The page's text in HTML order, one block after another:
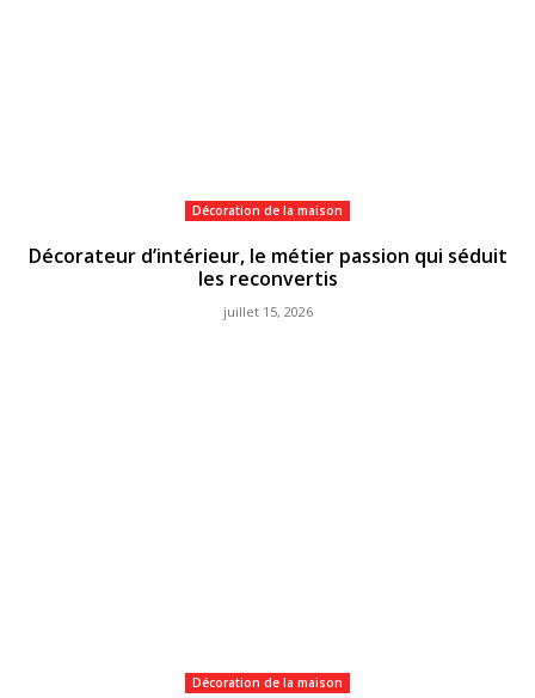
Décoration de la maison
Décorateur d’intérieur, le métier passion qui séduit
les reconvertis
juillet 15, 2026
Décoration de la maison